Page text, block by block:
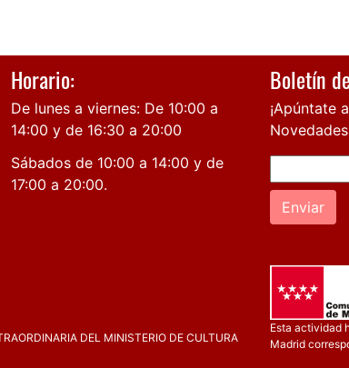
Horario:
De lunes a viernes: De 10:00 a
14:00 y de 16:30 a 20:00
Sábados de 10:00 a 14:00 y de
17:00 a 20:00.
Boletín
¡Apúntate
Enviar
DEL MINISTERIO DE CULTURA
Esta actividad
Madrid